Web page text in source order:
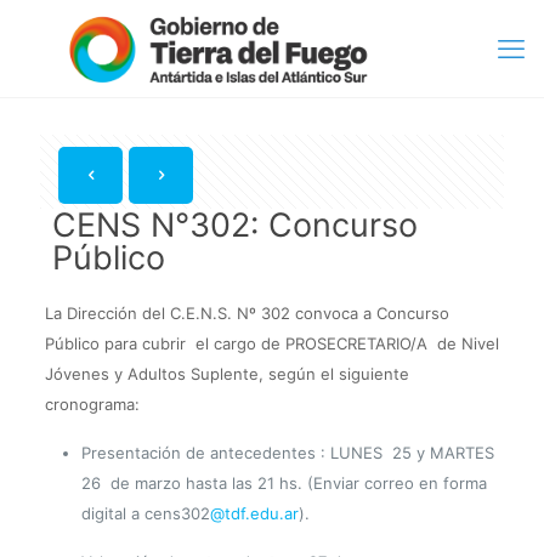
CENS N°302: Concurso
Público
La Dirección del C.E.N.S. Nº 302 convoca a Concurso
Público para cubrir el cargo de PROSECRETARIO/A de Nivel
Jóvenes y Adultos Suplente, según el siguiente
cronograma:
Presentación de antecedentes : LUNES 25 y MARTES
26 de marzo hasta las 21 hs. (Enviar correo en forma
digital a cens302@tdf.edu.ar).